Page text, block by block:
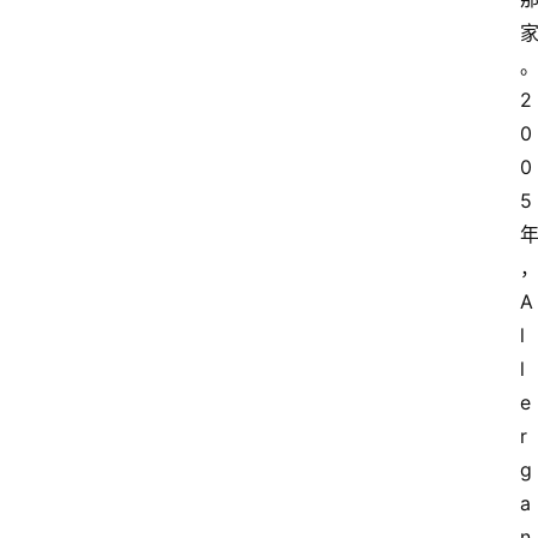
家
。
2
0
0
5
年
，
A
l
l
e
r
g
a